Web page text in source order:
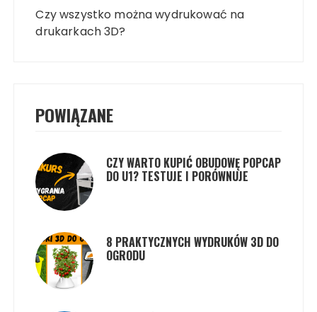
wpisu
Czy wszystko można wydrukować na
drukarkach 3D?
POWIĄZANE
CZY WARTO KUPIĆ OBUDOWĘ POPCAP
DO U1? TESTUJE I PORÓWNUJE
8 PRAKTYCZNYCH WYDRUKÓW 3D DO
OGRODU